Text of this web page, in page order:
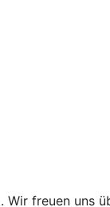
freuen uns